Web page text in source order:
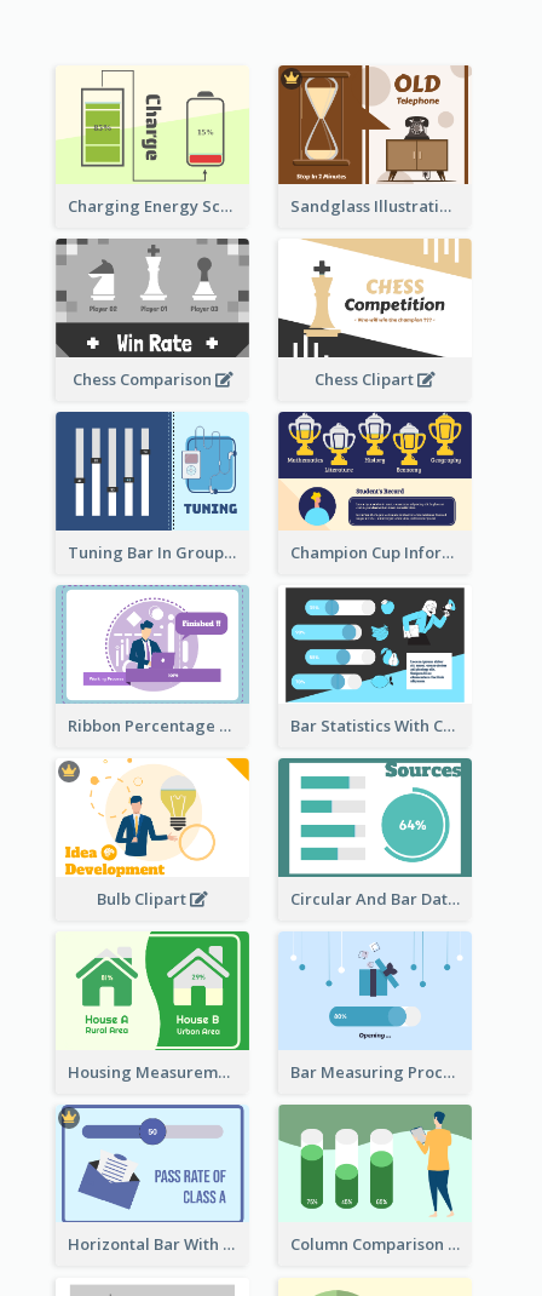
Charging Energy Schematic Diagram Sandglass Illustration About Telephone
Chess Comparison Chess Clipart
Tuning Bar In Groups Champion Cup Informative Record
Ribbon Percentage Measurement Bar Statistics With Comparison
Bulb Clipart Circular And Bar Data
Housing Measurement Comparison Bar Measuring Process
Horizontal Bar With Button Column Comparison Record